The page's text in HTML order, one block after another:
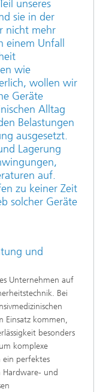
unseres
sie in der
nicht mehr
Unfall
wie
wollen wir
Geräte
Alltag
Belastungen
ausgesetzt.
Lagerung
auf.
zu keiner Zeit
solcher Geräte
und
Unternehmen auf
Bei
Einsatz kommen,
besonders
komplexe
ein perfektes
Hardware- und